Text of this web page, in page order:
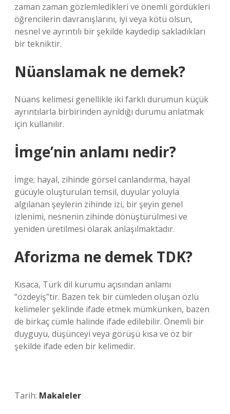
zaman zaman gözlemledikleri ve önemli gördükleri
öğrencilerin davranışlarını, iyi veya kötü olsun,
nesnel ve ayrıntılı bir şekilde kaydedip sakladıkları
bir tekniktir.
Nüanslamak ne demek?
Nüans kelimesi genellikle iki farklı durumun küçük
ayrıntılarla birbirinden ayrıldığı durumu anlatmak
için kullanılır.
İmge’nin anlamı nedir?
İmge; hayal, zihinde görsel canlandırma, hayal
gücüyle oluşturulan temsil, duyular yoluyla
algılanan şeylerin zihinde izi, bir şeyin genel
izlenimi, nesnenin zihinde dönüştürülmesi ve
yeniden üretilmesi olarak anlaşılmaktadır.
Aforizma ne demek TDK?
Kısaca, Türk dil kurumu açısından anlamı
“özdeyiş”tir. Bazen tek bir cümleden oluşan özlü
kelimeler şeklinde ifade etmek mümkünken, bazen
de birkaç cümle halinde ifade edilebilir. Önemli bir
duyguyu, düşünceyi veya görüşü kısa ve öz bir
şekilde ifade eden bir kelimedir.
Tarih: Makaleler